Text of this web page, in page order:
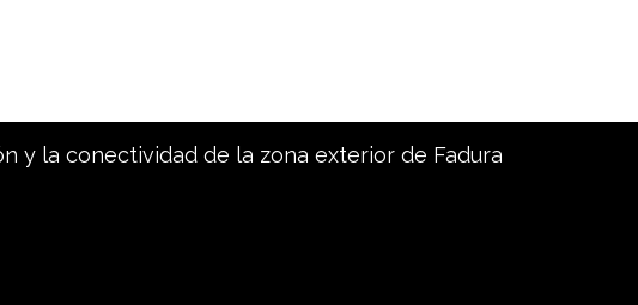
y la conectividad de la zona exterior de Fadura